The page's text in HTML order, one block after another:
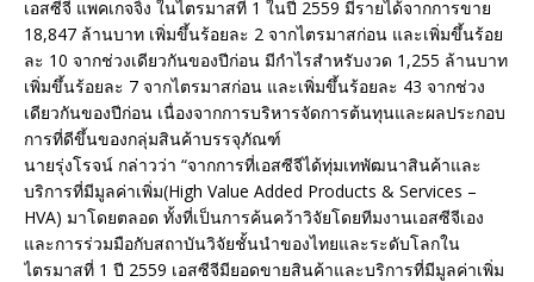
เอสซีจี แพคเกจจิ้ง ในไตรมาสที่ 1 ในปี 2559 มีรายได้จากการขาย
18,847 ล้านบาท เพิ่มขึ้นร้อยละ 2 จากไตรมาสก่อน และเพิ่มขึ้นร้อย
ละ 10 จากช่วงเดียวกันของปีก่อน มีกำไรสำหรับงวด 1,255 ล้านบาท
เพิ่มขึ้นร้อยละ 7 จากไตรมาสก่อน และเพิ่มขึ้นร้อยละ 43 จากช่วง
เดียวกันของปีก่อน เนื่องจากการบริหารจัดการต้นทุนและผลประกอบ
การที่ดีขึ้นของกลุ่มสินค้าบรรจุภัณฑ์
นายรุ่งโรจน์ กล่าวว่า “จากการที่เอสซีจีได้ทุ่มเทพัฒนาสินค้าและ
บริการที่มีมูลค่าเพิ่ม(High Value Added Products & Services –
HVA) มาโดยตลอด ทั้งที่เป็นการค้นคว้าวิจัยโดยทีมงานเอสซีจีเอง
และการร่วมมือกับสถาบันวิจัยชั้นนำของไทยและระดับโลกใน
ไตรมาสที่ 1 ปี 2559 เอสซีจีมียอดขายสินค้าและบริการที่มีมูลค่าเพิ่ม